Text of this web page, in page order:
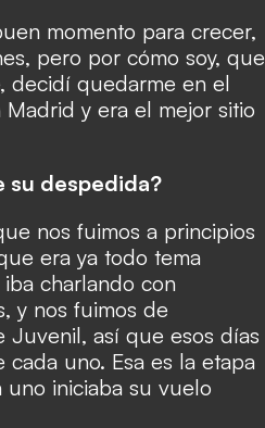
momento para crecer,
pero por cómo soy, que
decidí quedarme en el
y era el mejor sitio
su despedida?
nos fuimos a principios
era ya todo tema
charlando con
y nos fuimos de
Juvenil, así que esos días
uno. Esa es la etapa
iniciaba su vuelo